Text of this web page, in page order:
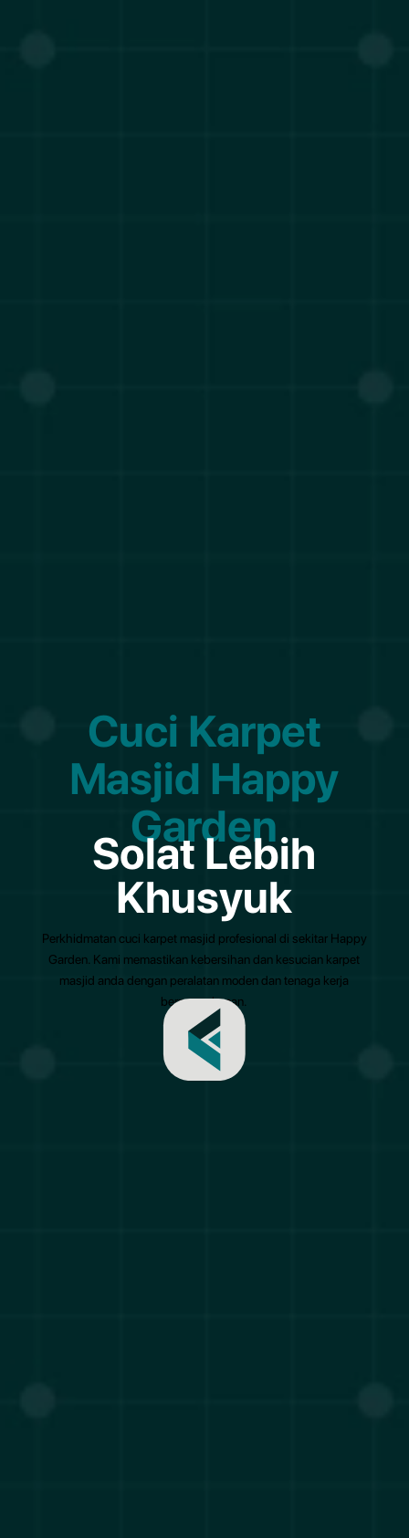
Cuci Karpet
Masjid Happy
Garden
Solat Lebih
Khusyuk
Perkhidmatan cuci karpet masjid profesional di sekitar Happy
Garden. Kami memastikan kebersihan dan kesucian karpet
masjid anda dengan peralatan moden dan tenaga kerja
berpengalaman.